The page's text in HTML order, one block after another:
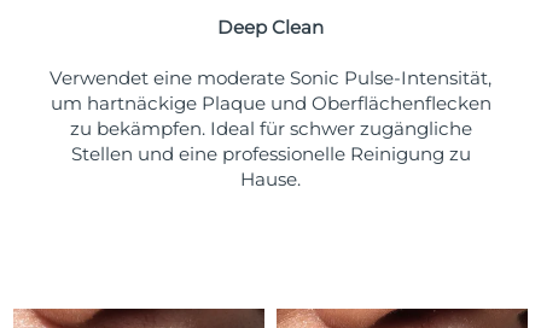
Deep Clean
Verwendet eine moderate Sonic Pulse-Intensität,
um hartnäckige Plaque und Oberflächenflecken
zu bekämpfen. Ideal für schwer zugängliche
Stellen und eine professionelle Reinigung zu
Hause.
Thailand
Türkei Erwartete Lieferung8/10/26
Vereinigte Arabische
Erwartete Lieferung